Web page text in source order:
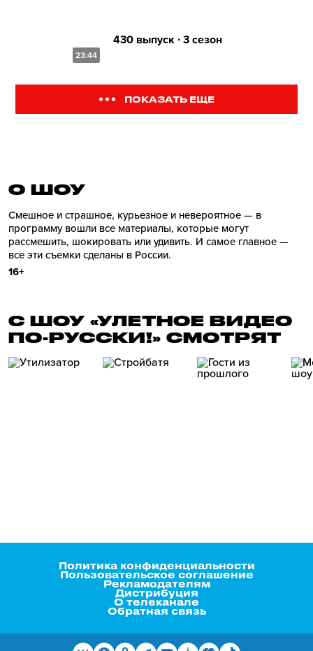
23:44
430 выпуск ∙ 3 сезон
ПОКАЗАТЬ ЕЩЕ
О ШОУ
Смешное и страшное, курьезное и невероятное — в
программу вошли все материалы, которые могут
рассмешить, шокировать или удивить. И самое главное —
все эти съемки сделаны в России.
16+
С ШОУ «УЛЕТНОЕ ВИДЕО
ПО-РУССКИ!» СМОТРЯТ
Политика конфиденциальности
Пользовательское соглашение
Рекламодателям
Дистрибуция
О телеканале
Обратная связь